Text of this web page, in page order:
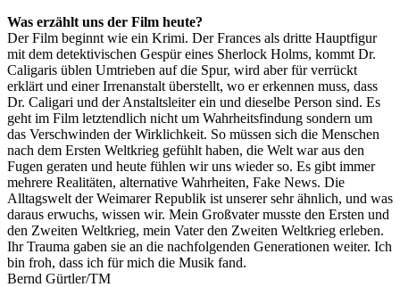
Was erzählt uns der Film heute?
Der Film beginnt wie ein Krimi. Der Frances als dritte Hauptfigur
mit dem detektivischen Gespür eines Sherlock Holms, kommt Dr.
Caligaris üblen Umtrieben auf die Spur, wird aber für verrückt
erklärt und einer Irrenanstalt überstellt, wo er erkennen muss, dass
Dr. Caligari und der Anstaltsleiter ein und dieselbe Person sind. Es
geht im Film letztendlich nicht um Wahrheitsfindung sondern um
das Verschwinden der Wirklichkeit. So müssen sich die Menschen
nach dem Ersten Weltkrieg gefühlt haben, die Welt war aus den
Fugen geraten und heute fühlen wir uns wieder so. Es gibt immer
mehrere Realitäten, alternative Wahrheiten, Fake News. Die
Alltagswelt der Weimarer Republik ist unserer sehr ähnlich, und was
daraus erwuchs, wissen wir. Mein Großvater musste den Ersten und
den Zweiten Weltkrieg, mein Vater den Zweiten Weltkrieg erleben.
Ihr Trauma gaben sie an die nachfolgenden Generationen weiter. Ich
bin froh, dass ich für mich die Musik fand.
Bernd Gürtler/TM